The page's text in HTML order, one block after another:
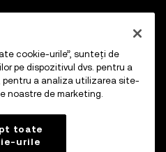
cookie-urile”, sunteți de
pe dispozitivul dvs. pentru a
a analiza utilizarea site-
noastre de marketing.
toate
urile